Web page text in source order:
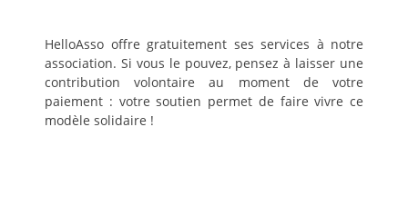
HelloAsso offre gratuitement ses services à notre
association. Si vous le pouvez, pensez à laisser une
contribution volontaire au moment de votre
paiement : votre soutien permet de faire vivre ce
modèle solidaire !